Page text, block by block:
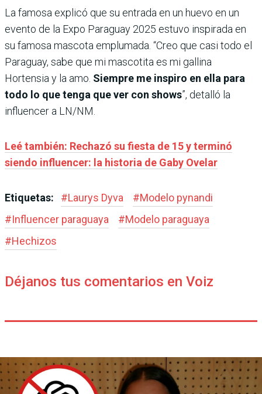
La famosa explicó que su entrada en un huevo en un
evento de la Expo Paraguay 2025 estuvo inspirada en
su famosa mascota emplumada. “Creo que casi todo el
Paraguay, sabe que mi mascotita es mi gallina
Hortensia y la amo. Siempre me inspiro en ella para
todo lo que tenga que ver con shows”, detalló la
influencer a LN/NM.
Leé también: Rechazó su fiesta de 15 y terminó
siendo influencer: la historia de Gaby Ovelar
Etiquetas: #Laurys Dyva #Modelo pynandi
#Influencer paraguaya #Modelo paraguaya
#Hechizos
Déjanos tus comentarios en Voiz